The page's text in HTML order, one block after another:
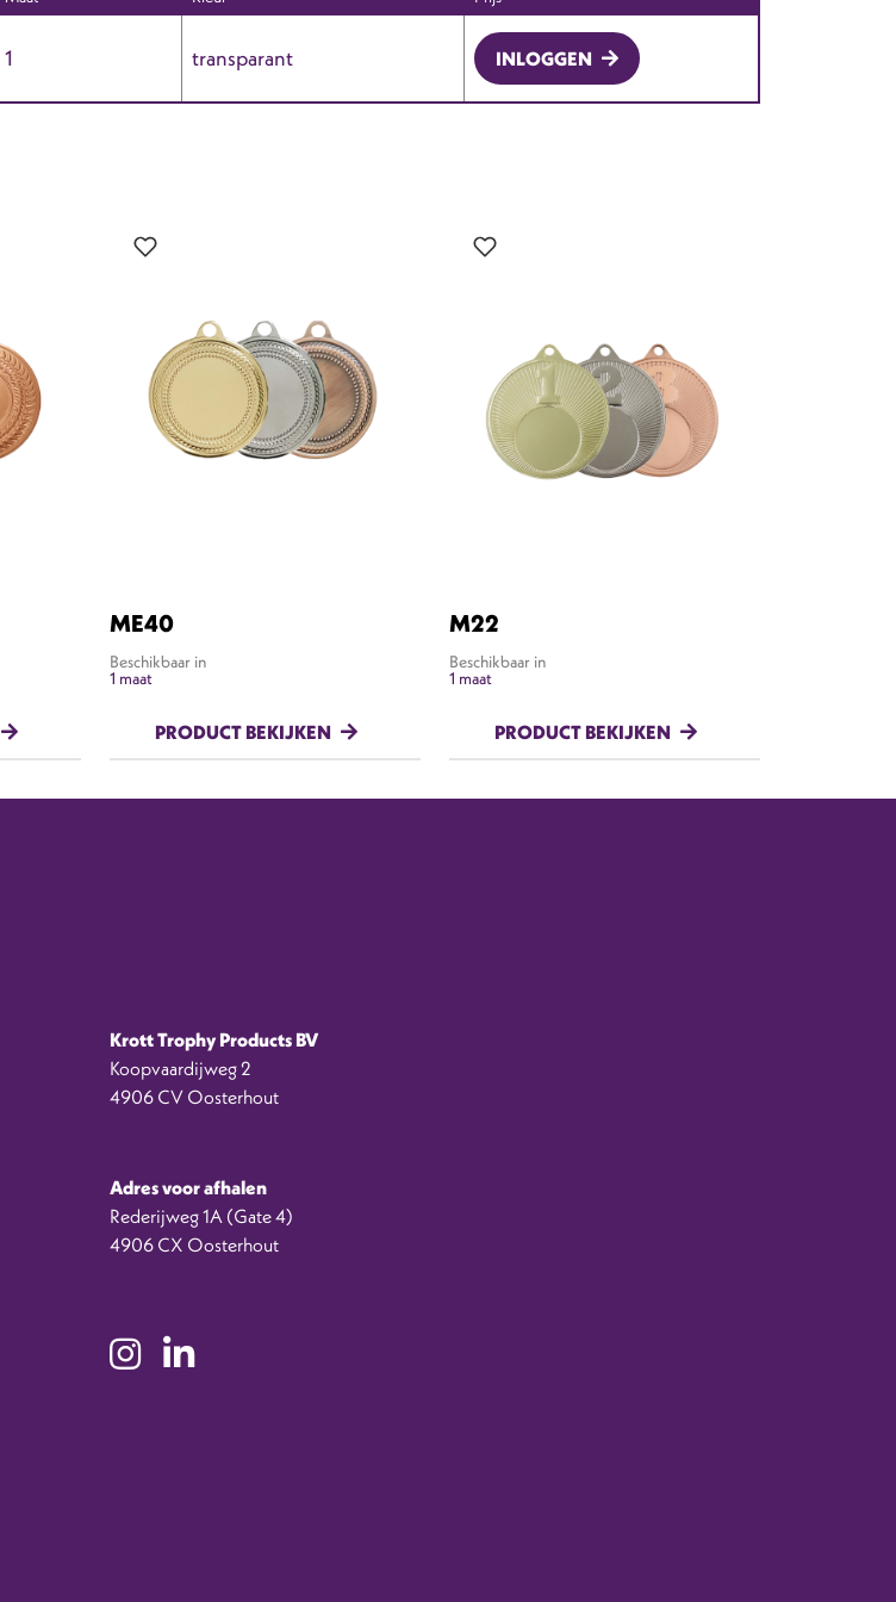
1 transparant INLOGGEN
ME40
Beschikbaar in
1 maat
PRODUCT BEKIJKEN
M22
Beschikbaar in
1 maat
PRODUCT BEKIJKEN
Krott Trophy Products BV
Koopvaardijweg 2
4906 CV Oosterhout
Adres voor afhalen
Rederijweg 1A (Gate 4)
4906 CX Oosterhout